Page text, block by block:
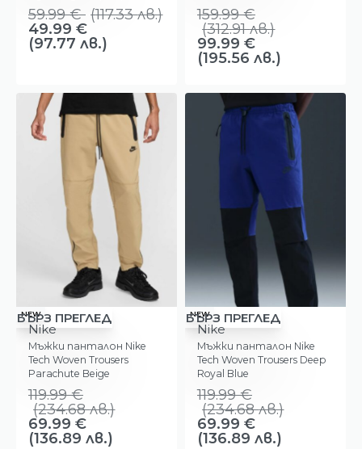
59.99€ (117.33лв.)
49.99 €
(97.77 лв.)
159.99€
(312.91лв.)
99.99 €
(195.56 лв.)
-42%
NEW
БЪРЗ ПРЕГЛЕД
Nike
Мъжки панталон Nike
Tech Woven Trousers
Parachute Beige
119.99€
(234.68лв.)
69.99 €
(136.89 лв.)
-42%
NEW
БЪРЗ ПРЕГЛЕД
Nike
Мъжки панталон Nike
Tech Woven Trousers Deep
Royal Blue
119.99€
(234.68лв.)
69.99 €
(136.89 лв.)